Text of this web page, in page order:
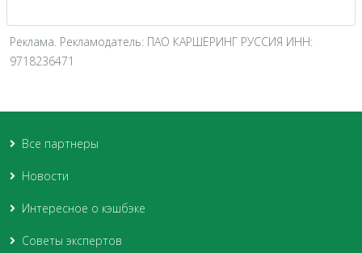
Реклама. Рекламодатель: ПАО КАРШЕРИНГ РУССИЯ ИНН:
9718236471
Все партнеры
Новости
Интересное о кэшбэке
Советы экспертов